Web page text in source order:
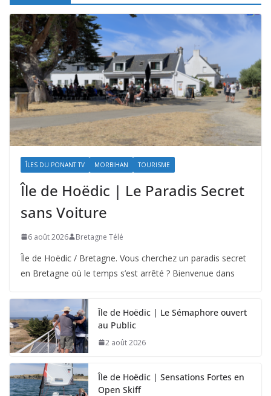
ÎLES DU PONANT TV MORBIHAN TOURISME
Île de Hoëdic | Le Paradis Secret
sans Voiture
6 août 2026 Bretagne Télé
Île de Hoëdic / Bretagne. Vous cherchez un paradis secret
en Bretagne où le temps s’est arrêté ? Bienvenue dans
Île de Hoëdic | Le Sémaphore ouvert
au Public
2 août 2026
Île de Hoëdic | Sensations Fortes en
Open Skiff